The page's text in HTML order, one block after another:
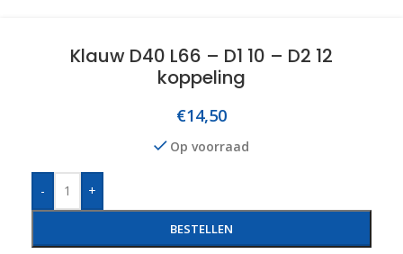
Klauw D40 L66 – D1 10 – D2 12
koppeling
€14,50
Op voorraad
- +
BESTELLEN